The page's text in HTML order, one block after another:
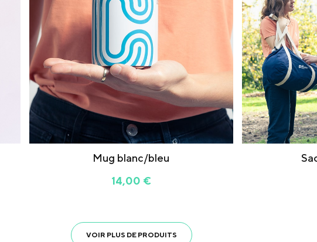
Mug blanc/bleu
14,00 €
VOIR PLUS DE PRODUITS